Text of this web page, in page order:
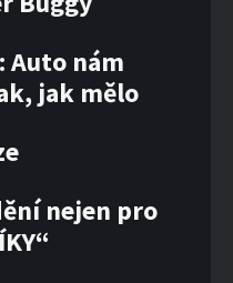
Auto nám
jak mělo
nejen pro